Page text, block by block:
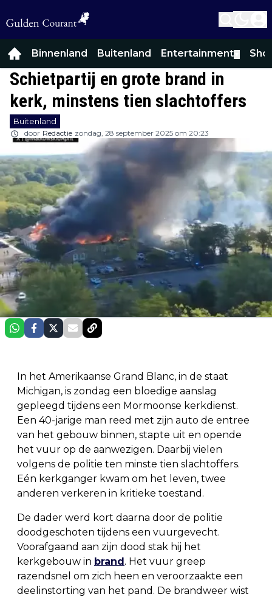
Binnenland Buitenland Entertainment
Schietpartij en grote brand in
kerk, minstens tien slachtoffers
Buitenland
door Redactie zondag, 28 september 2025 om 20:23
In het Amerikaanse Grand Blanc, in de staat
Michigan, is zondag een bloedige aanslag
gepleegd tijdens een Mormoonse kerkdienst.
Een 40-jarige man reed met zijn auto de entree
van het gebouw binnen, stapte uit en opende
het vuur op de aanwezigen. Daarbij vielen
volgens de politie ten minste tien slachtoffers.
Eén kerkganger kwam om het leven, twee
anderen verkeren in kritieke toestand.
De dader werd kort daarna door de politie
doodgeschoten tijdens een vuurgevecht.
Voorafgaand aan zijn dood stak hij het
kerkgebouw in brand. Het vuur greep
razendsnel om zich heen en veroorzaakte een
deelinstorting van het pand. De brandweer wist